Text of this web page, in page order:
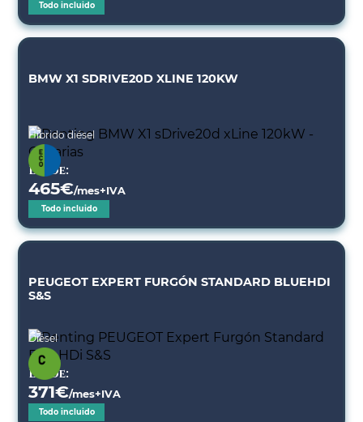
Todo incluido
BMW X1 SDRIVE20D XLINE 120KW
Híbrido diésel
Desde:
465€/mes+IVA
Todo incluido
PEUGEOT EXPERT FURGÓN STANDARD BLUEHDI
S&S
Diésel
Desde:
371€/mes+IVA
Todo incluido